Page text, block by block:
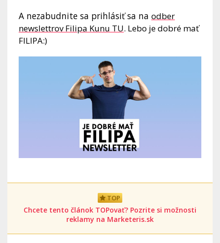
A nezabudnite sa prihlásiť sa na odber
newslettrov Filipa Kunu TU. Lebo je dobré mať
FILIPA:)
TOP
Chcete tento článok TOPovať? Pozrite si možnosti
reklamy na Marketeris.sk